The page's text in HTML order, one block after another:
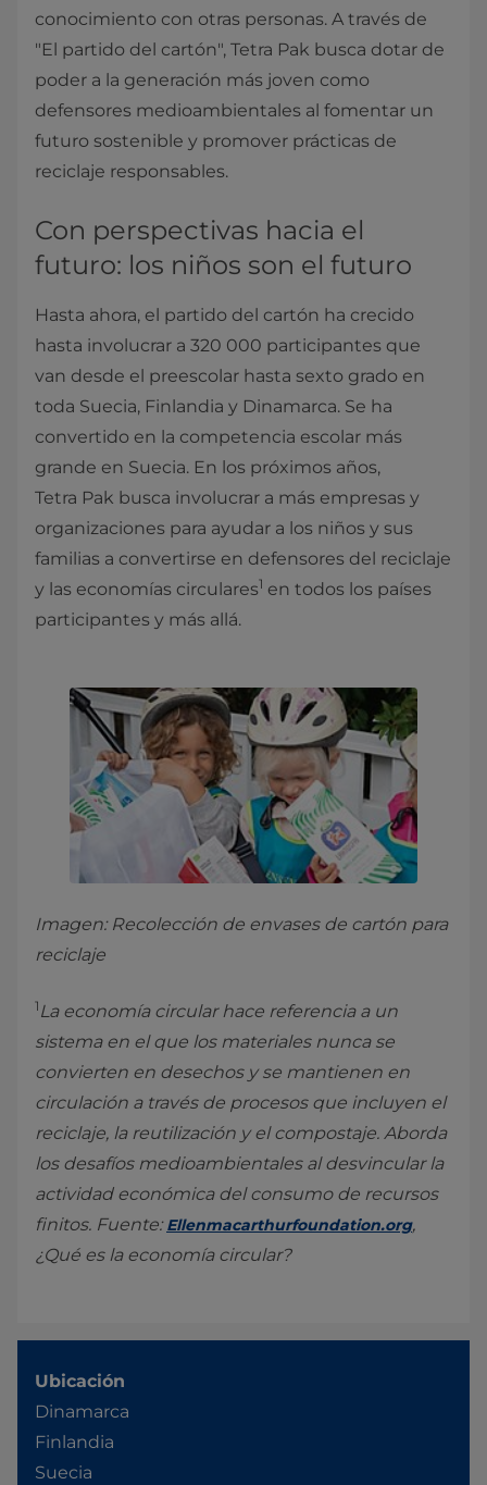
conocimiento con otras personas. A través de
"El partido del cartón", Tetra Pak busca dotar de
poder a la generación más joven como
defensores medioambientales al fomentar un
futuro sostenible y promover prácticas de
reciclaje responsables.
Con perspectivas hacia el
futuro: los niños son el futuro
Hasta ahora, el partido del cartón ha crecido
hasta involucrar a 320 000 participantes que
van desde el preescolar hasta sexto grado en
toda Suecia, Finlandia y Dinamarca. Se ha
convertido en la competencia escolar más
grande en Suecia. En los próximos años,
Tetra Pak busca involucrar a más empresas y
organizaciones para ayudar a los niños y sus
familias a convertirse en defensores del reciclaje
y las economías circulares1 en todos los países
participantes y más allá.
Imagen: Recolección de envases de cartón para
reciclaje
1 La economía circular hace referencia a un
sistema en el que los materiales nunca se
convierten en desechos y se mantienen en
circulación a través de procesos que incluyen el
reciclaje, la reutilización y el compostaje. Aborda
los desafíos medioambientales al desvincular la
actividad económica del consumo de recursos
finitos. Fuente:Ellenmacarthurfoundation.org,
¿Qué es la economía circular?
Ubicación
Dinamarca
Finlandia
Suecia